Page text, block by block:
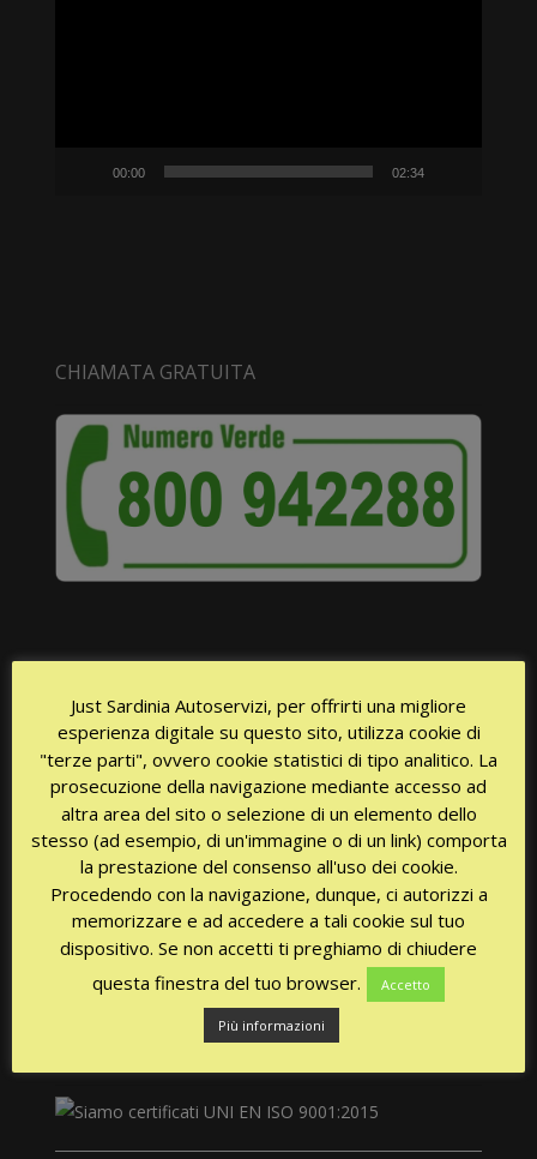
00:00 02:34
CHIAMATA GRATUITA
SERVIR IMMÉDIATEMENT UN TAXI?
Disponibilité 24 / 24h tous les jours!
Just Sardinia Autoservizi, per offrirti una migliore
esperienza digitale su questo sito, utilizza cookie di
"terze parti", ovvero cookie statistici di tipo analitico. La
prosecuzione della navigazione mediante accesso ad
altra area del sito o selezione di un elemento dello
stesso (ad esempio, di un'immagine o di un link) comporta
la prestazione del consenso all'uso dei cookie.
Procedendo con la navigazione, dunque, ci autorizzi a
memorizzare e ad accedere a tali cookie sul tuo
dispositivo. Se non accetti ti preghiamo di chiudere
questa finestra del tuo browser.
Accetto
Più informazioni